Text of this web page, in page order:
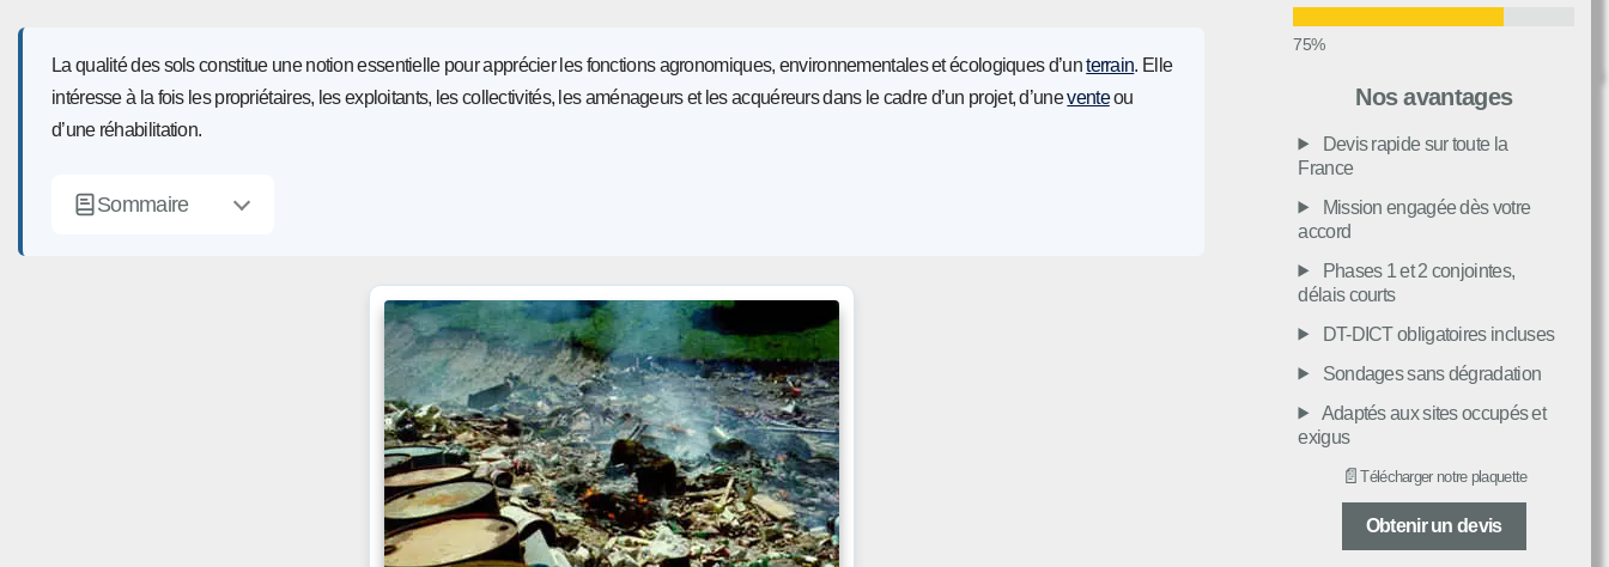
La qualité des sols constitue une notion essentielle pour apprécier les fonctions agronomiques, environnementales et écologiques d’unterrain. Elle
intéresse à la fois les propriétaires, les exploitants, les collectivités, les aménageurs et les acquéreurs dans le cadre d’un projet, d’uneventeou
d’une réhabilitation.
Sommaire
Moyen
Passable
Nos avantages
Devis rapide sur toute la
France
Mission engagée dès votre
accord
Phases 1 et 2 conjointes,
délais courts
DT-DICT obligatoires incluses
Sondages sans dégradation
Adaptés aux sites occupés et
exigus
📄Télécharger notre plaquette
Obtenir un devis